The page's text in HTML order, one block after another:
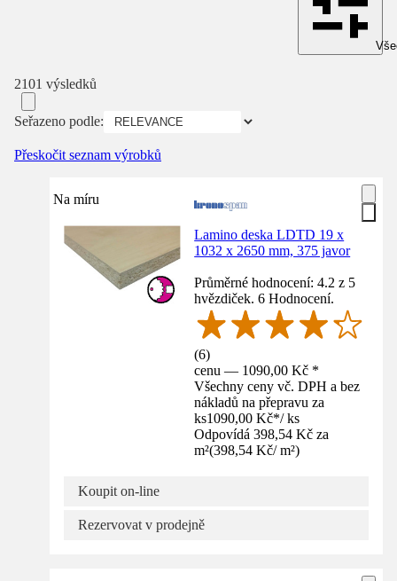
2101 výsledků
Seřazeno podle:
Přeskočit seznam výrobků
Na míru
Lamino deska LDTD 19 x
1032 x 2650 mm, 375 javor
Průměrné hodnocení: 4.2 z 5
hvězdiček. 6 Hodnocení.
(6)
cenu — 1090,00 Kč *
Všechny ceny vč. DPH a bez
nákladů na přepravu za
ks1090,00 Kč*/ ks
Odpovídá 398,54 Kč za
m²(398,54 Kč/ m²)
Koupit on-line
Rezervovat v prodejně